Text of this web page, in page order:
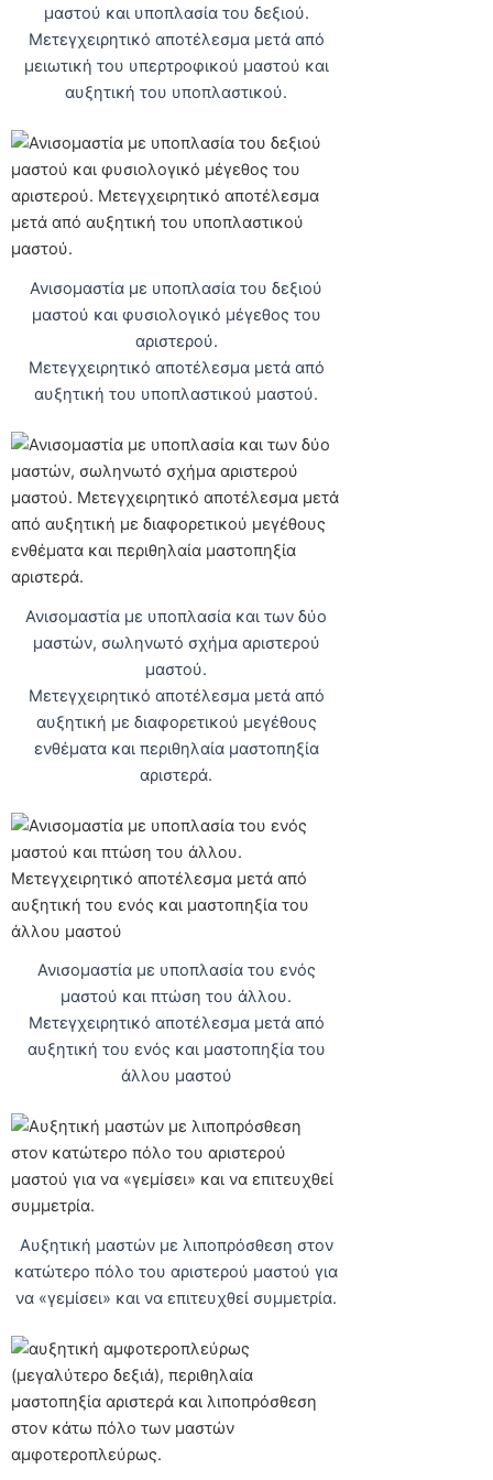
μαστού και υποπλασία του δεξιού.
Μετεγχειρητικό αποτέλεσμα μετά από
μειωτική του υπερτροφικού μαστού και
αυξητική του υποπλαστικού.
Ανισομαστία με υποπλασία του δεξιού
μαστού και φυσιολογικό μέγεθος του
αριστερού.
Μετεγχειρητικό αποτέλεσμα μετά από
αυξητική του υποπλαστικού μαστού.
Ανισομαστία με υποπλασία και των δύο
μαστών, σωληνωτό σχήμα αριστερού
μαστού.
Μετεγχειρητικό αποτέλεσμα μετά από
αυξητική με διαφορετικού μεγέθους
ενθέματα και περιθηλαία μαστοπηξία
αριστερά.
Ανισομαστία με υποπλασία του ενός
μαστού και πτώση του άλλου.
Μετεγχειρητικό αποτέλεσμα μετά από
αυξητική του ενός και μαστοπηξία του
άλλου μαστού
Αυξητική μαστών με λιποπρόσθεση στον
κατώτερο πόλο του αριστερού μαστού για
να «γεμίσει» και να επιτευχθεί συμμετρία.